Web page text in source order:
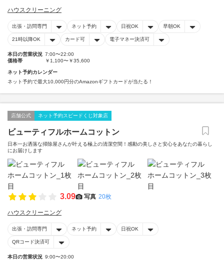
ハウスクリーニング
出張・訪問専門 ネット予約 日祝OK 早朝OK
21時以降OK カード可 電子マネー決済可
本日の営業状況 7:00〜22:00
価格帯
￥1,100〜￥35,600
ネット予約カレンダー
ネット予約で最大10,000円分のAmazonギフトカードが当たる！
店舗公式 ネット予約スピードくじ対象店
ビューティフルホームコットン
日本一お洒落な掃除屋さんが叶える極上の清潔空間！感動の美しさと安心をあなたの暮らし
にお届けします
3.09 写真 20枚
ハウスクリーニング
出張・訪問専門 ネット予約 日祝OK
QRコード決済可
本日の営業状況 9:00〜20:00